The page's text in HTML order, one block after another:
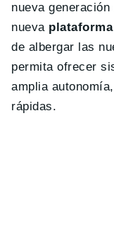
nueva
nueva plataforma
de albergar las
permita ofrecer
amplia
rápidas.